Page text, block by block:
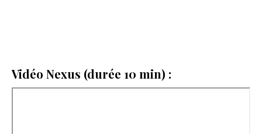
Vidéo Nexus (durée 10 min) :